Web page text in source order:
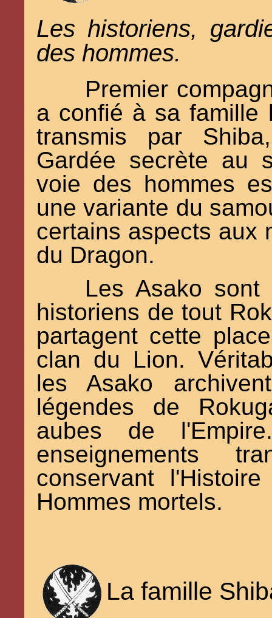
Les historiens,
des hommes.
Premier
a confié à sa famille
transmis par
Gardée secrète au
voie des hommes
une variante du
certains aspects aux
du Dragon.
Les Asako
historiens de tout
partagent cette
clan du Lion.
les Asako
légendes de
aubes de
enseignements
conservant
Hommes mortels.
La famille